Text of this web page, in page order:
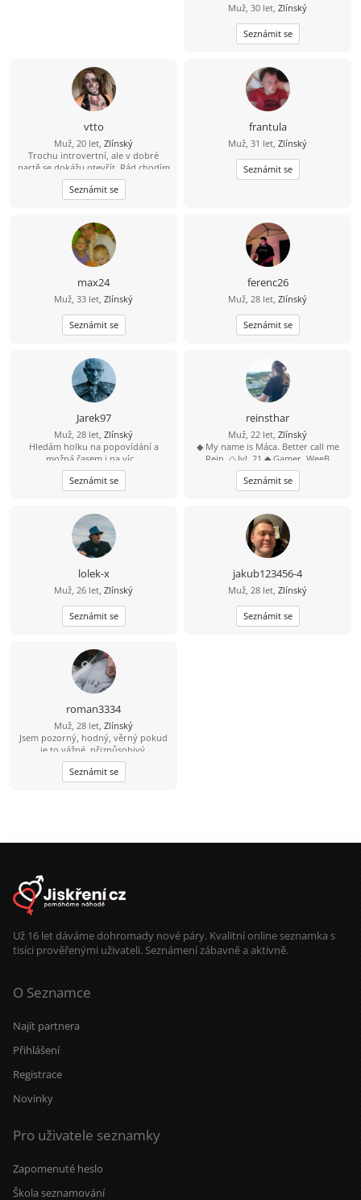
Muž, 30 let, Zlínský
Seznámit se
vtto
Muž, 20 let, Zlínský
Trochu introvertní, ale v dobré
partě se dokážu otevřít. Rád chodím
na koncerty, festivaly a do kavárny.
Většinou spíš trávím volný čas
doma. Mezí mé zájmy patří SFX
Nejraději poslouchám deathgrind a
Bocelli nebo Pavarotti. Taky se rád
učím novým věcem a jazykům.
Seznámit se
frantula
Muž, 31 let, Zlínský
Seznámit se
max24
Muž, 33 let, Zlínský
Seznámit se
ferenc26
Muž, 28 let, Zlínský
Seznámit se
Jarek97
Muž, 28 let, Zlínský
Hledám holku na popovídání a
možná časem i na víc...
Seznámit se
reinsthar
Muž, 22 let, Zlínský
◆ My name is Máca. Better call me
Rein. ◇ lvl. 21 ◆ Gamer, WeeB
????????
Seznámit se
lolek-x
Muž, 26 let, Zlínský
Seznámit se
jakub123456-4
Muž, 28 let, Zlínský
Seznámit se
roman3334
Muž, 28 let, Zlínský
Jsem pozorný, hodný, věrný pokud
je to vážné, přizpůsobivý,
cestovatelský, skromný.
Seznámit se
Už 16 let dáváme dohromady nové páry. Kvalitní online seznamka s
tisíci prověřenými uživateli. Seznámení zábavně a aktivně.
O Seznamce
Najít partnera
Přihlášení
Registrace
Novinky
Pro uživatele seznamky
Zapomenuté heslo
Škola seznamování